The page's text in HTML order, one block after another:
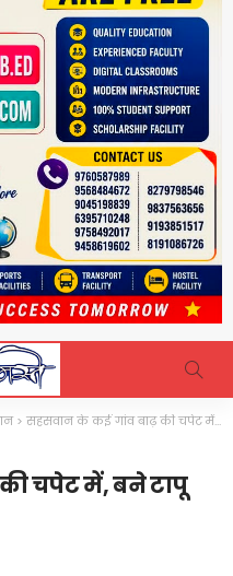
> सहसवान के कई गांव बाढ़ की चपेट में, बने टापू
चपेट में, बने टापू